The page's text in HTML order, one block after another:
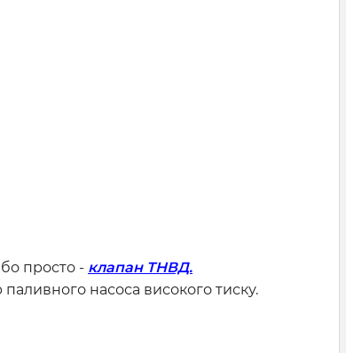
просто - клапан ТНВД.
насоса високого тиску.